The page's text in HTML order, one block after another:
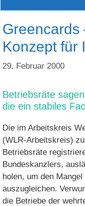
Greencards
Konzept für
29. Februar 2000
Betriebsräte
die ein stabiles
Die im Arbeitskreis
(WLR-Arbeitskreis)
Betriebsräte
Bundeskanzlers,
holen, um den
auszugleichen.
die Betriebe der